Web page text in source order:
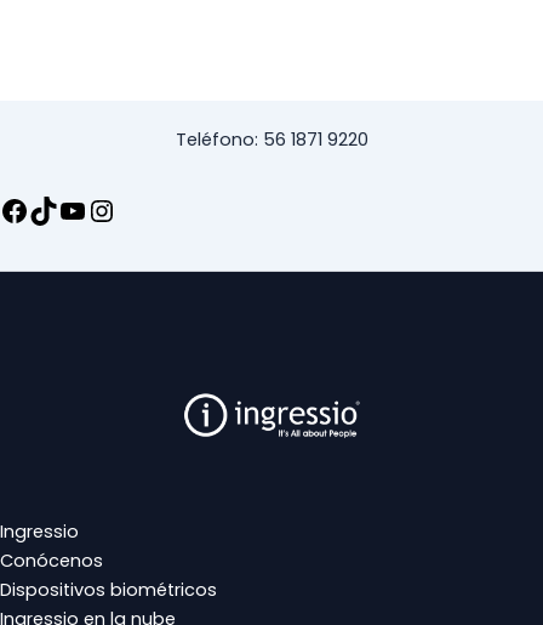
Teléfono: 56 1871 9220
Ingressio
Conócenos
Dispositivos biométricos
Ingressio en la nube